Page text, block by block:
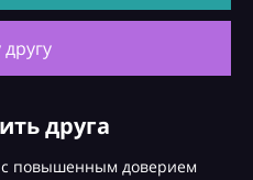
друга
с повышенным доверием